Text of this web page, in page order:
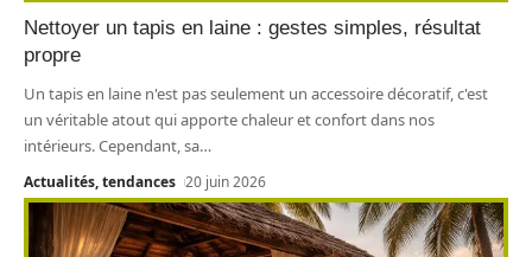
Nettoyer un tapis en laine : gestes simples, résultat
propre
Un tapis en laine n'est pas seulement un accessoire décoratif, c'est
un véritable atout qui apporte chaleur et confort dans nos
intérieurs. Cependant, sa…
Actualités, tendances 20 juin 2026